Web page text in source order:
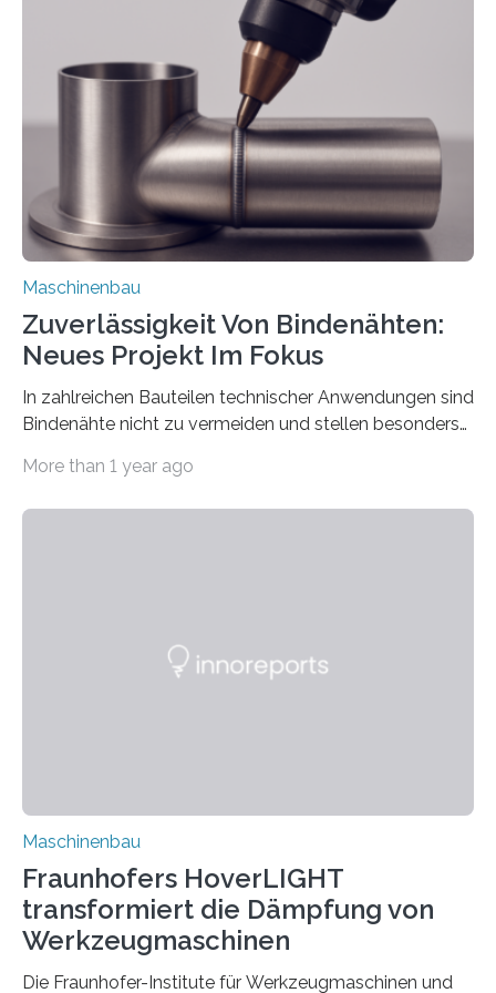
über die Positionierung der Bauteile. Die ebenfalls neue
Automatisierungsschnittstelle dient dazu, die Software
besser in spezifische Unternehmensprozesse
einzubinden. Sankt Augustin – Zur Messe FACHPACK
vom 23. bis 25. September in Nürnberg…
Maschinenbau
Zuverlässigkeit Von Bindenähten:
Neues Projekt Im Fokus
In zahlreichen Bauteilen technischer Anwendungen sind
Bindenähte nicht zu vermeiden und stellen besonders
Matrixmaterials eine große Herausforderung dar.
Durch den verstärkten Einsatz von Rezyklaten
More than 1 year ago
Maschinenbau
Fraunhofers HoverLIGHT
transformiert die Dämpfung von
Werkzeugmaschinen
Die Fraunhofer-Institute für Werkzeugmaschinen und